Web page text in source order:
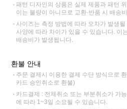
패턴 디자인의 상품은 실제 제품과 패턴
이는 불량이 아니므로 교환·반품 시 배송
사이즈는 측정 방법에 따라 오차가 발생
사양에 따라 차이가 있을 수 있습니다. 이
배송비가 발생됩니다.
환불 안내
주문 결제시 이용한 결제 수단 방식으로
카드 승인취소로 환불)
카드결제 : 전체취소 또는 부분취소가 가
에 따라 1~3일 소요될 수 있습니다.